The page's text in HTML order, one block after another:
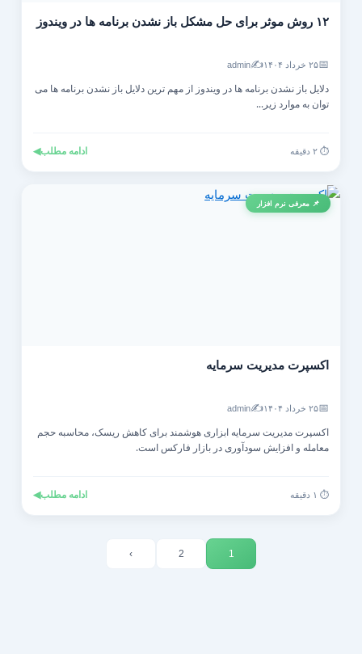
۱۲ روش موثر برای حل مشکل باز نشدن برنامه ها در ویندوز
۲۵ خرداد ۱۴۰۴ ✍️
admin
دلایل باز نشدن برنامه ها در ویندوز از مهم ترین دلایل باز نشدن برنامه ها می
توان به موارد زیر...
ادامه مطلب◀
📌 معرفی نرم افزار
اکسپرت مدیریت سرمایه
۲۵ خرداد ۱۴۰۴ ✍️
admin
اکسپرت مدیریت سرمایه ابزاری هوشمند برای کاهش ریسک، محاسبه حجم
معامله و افزایش سودآوری در بازار فارکس است.
ادامه مطلب◀